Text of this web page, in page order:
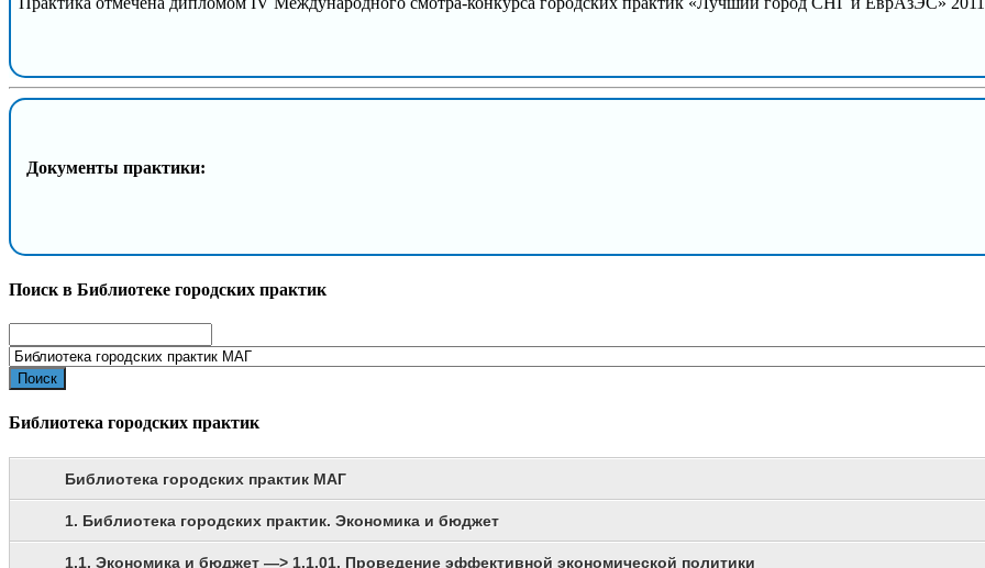
Документы практики:
Поиск в Библиотеке городских практик
for:
Библиотека городских практик
Библиотека городских практик МАГ
1. Библиотека городских практик. Экономика и бюджет
1.1. Экономика и бюджет —> 1.1.01. Проведение эффективной экономической политики